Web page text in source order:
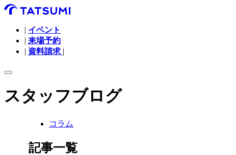
| イベント
| 来場予約
| 資料請求 |
スタッフブログ
コラム
記事一覧